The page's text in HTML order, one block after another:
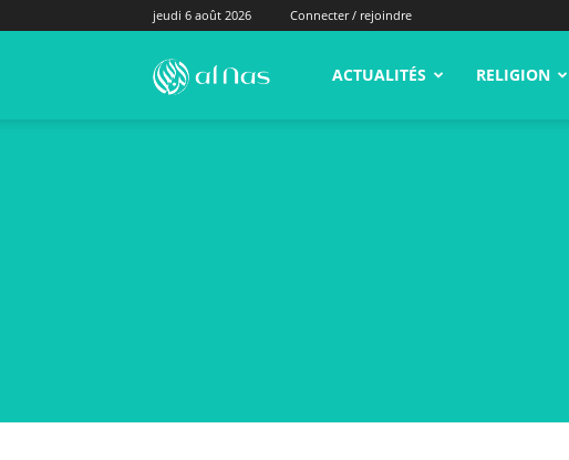
jeudi 6 août 2026 Connecter / rejoindre
alNas.fr ACTUALITÉS RELIGION